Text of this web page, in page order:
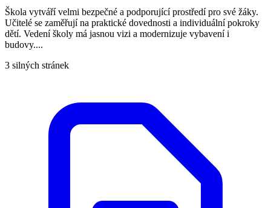
Škola vytváří velmi bezpečné a podporující prostředí pro své žáky.
Učitelé se zaměřují na praktické dovednosti a individuální pokroky
dětí. Vedení školy má jasnou vizi a modernizuje vybavení i
budovy....
3 silných stránek